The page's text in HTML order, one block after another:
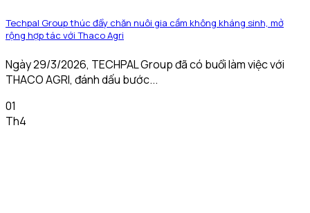
Techpal Group thúc đẩy chăn nuôi gia cầm không kháng sinh, mở
rộng hợp tác với Thaco Agri
Ngày 29/3/2026, TECHPAL Group đã có buổi làm việc với
THACO AGRI, đánh dấu bước...
01
Th4